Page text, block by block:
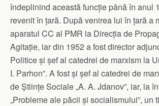
îndeplinind această funcție până în anul
revenit în țară. După venirea lui în țară a
aparatul CC al PMR la Direcția de
Agitație, iar din 1952 a fost director
Politice și șef al catedrei de marxism la
I. Parhon”. A fost și șef al catedrei de
de Științe Sociale „A. A. Jdanov”, iar, la
„Probleme ale păcii și socialismului”, un